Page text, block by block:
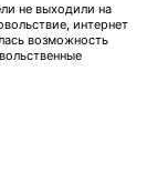
не выходили на
интернет
возможность